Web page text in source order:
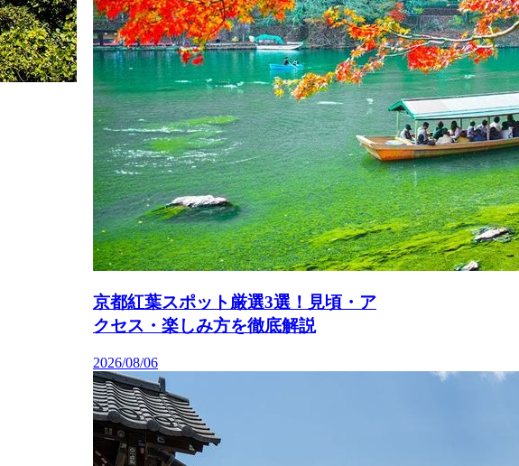
京都紅葉スポット厳選3選！見頃・ア
クセス・楽しみ方を徹底解説
2026/08/06